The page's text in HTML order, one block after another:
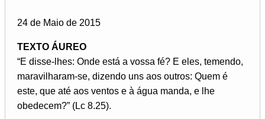
24 de Maio de 2015
TEXTO ÁUREO
“E disse-lhes: Onde está a vossa fé? E eles, temendo,
maravilharam-se, dizendo uns aos outros: Quem é
este, que até aos ventos e à água manda, e lhe
obedecem?” (Lc 8.25).